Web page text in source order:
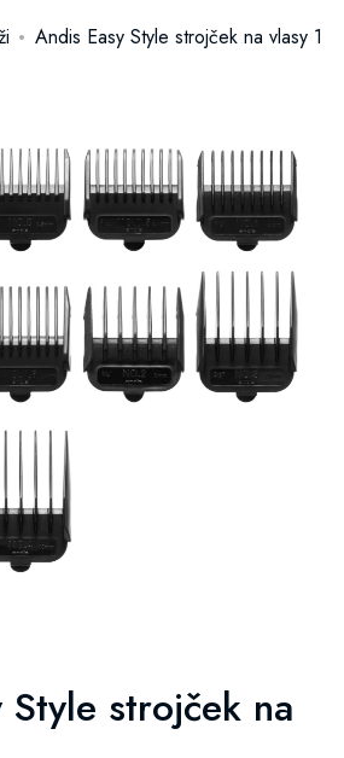
Andis Easy Style strojček na vlasy 1
Style strojček na